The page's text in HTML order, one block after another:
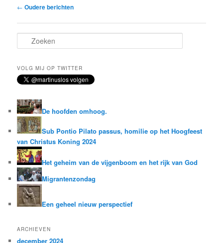
Bericht
← Oudere berichten
o
k
e
n
VOLG MIJ OP TWITTER
De hoofden omhoog.
Sub Pontio Pilato passus, homilie op het Hoogfeest
van Christus Koning 2024
Het geheim van de vijgenboom en het rijk van God
Migrantenzondag
Een geheel nieuw perspectief
ARCHIEVEN
december 2024